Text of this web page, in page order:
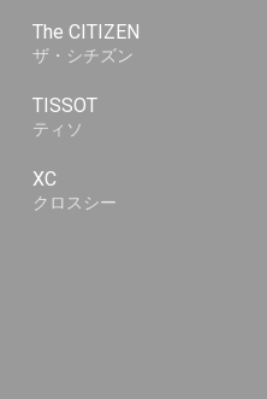
The CITIZEN
ザ・シチズン
TISSOT
ティソ
XC
クロスシー